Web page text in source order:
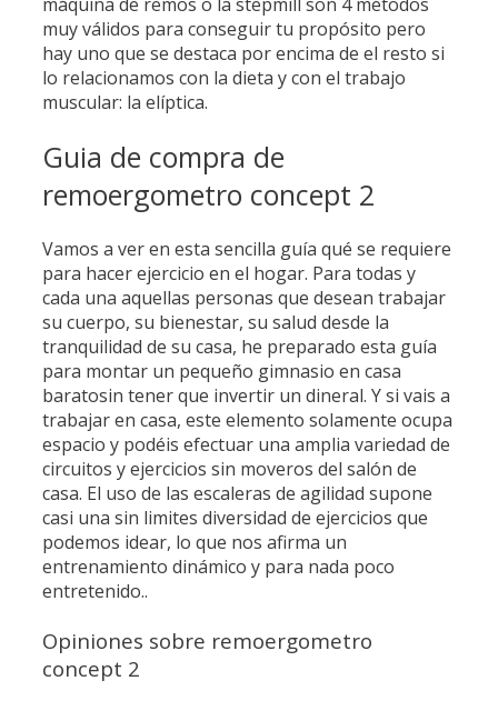
muy válidos para conseguir tu propósito pero
hay uno que se destaca por encima de el resto si
lo relacionamos con la dieta y con el trabajo
muscular: la elíptica.
Guia de compra de
remoergometro concept 2
Vamos a ver en esta sencilla guía qué se requiere
para hacer ejercicio en el hogar. Para todas y
cada una aquellas personas que desean trabajar
su cuerpo, su bienestar, su salud desde la
tranquilidad de su casa, he preparado esta guía
para montar un pequeño gimnasio en casa
baratosin tener que invertir un dineral. Y si vais a
trabajar en casa, este elemento solamente ocupa
espacio y podéis efectuar una amplia variedad de
circuitos y ejercicios sin moveros del salón de
casa. El uso de las escaleras de agilidad supone
casi una sin limites diversidad de ejercicios que
podemos idear, lo que nos afirma un
entrenamiento dinámico y para nada poco
entretenido..
Opiniones sobre remoergometro
concept 2